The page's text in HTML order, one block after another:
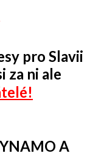
pro Slavii
za ni ale
A